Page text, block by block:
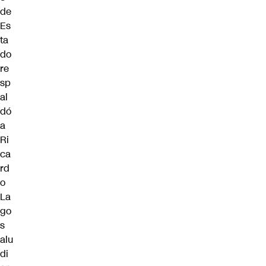
de
Es
ta
do
re
sp
al
dó
a
Ri
ca
rd
o
La
go
s
alu
di